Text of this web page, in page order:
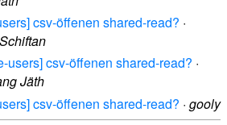
csv-öffenen shared-read? ·
users] csv-öffenen shared-read? ·
Jäth
csv-öffenen shared-read? · gooly